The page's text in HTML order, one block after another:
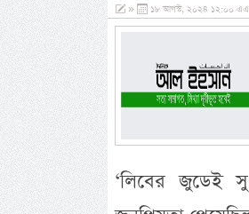
» ১৮ আগস্ট, ২০২৪ ১২:০০
‘লিবের জুডেই